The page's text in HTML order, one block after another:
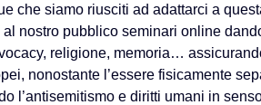
che siamo riusciti ad adattarci a
nostro pubblico seminari online
religione, memoria…
nonostante l’essere fisicamente
l’antisemitismo e diritti umani in